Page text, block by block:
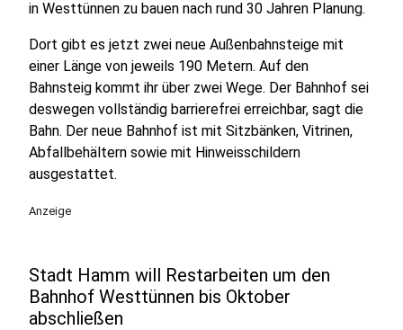
in Westtünnen zu bauen nach rund 30 Jahren Planung.
Dort gibt es jetzt zwei neue Außenbahnsteige mit
einer Länge von jeweils 190 Metern. Auf den
Bahnsteig kommt ihr über zwei Wege. Der Bahnhof sei
deswegen vollständig barrierefrei erreichbar, sagt die
Bahn. Der neue Bahnhof ist mit Sitzbänken, Vitrinen,
Abfallbehältern sowie mit Hinweisschildern
ausgestattet.
Anzeige
Stadt Hamm will Restarbeiten um den
Bahnhof Westtünnen bis Oktober
abschließen